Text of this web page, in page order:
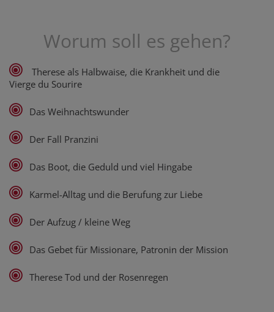
Worum soll es gehen?
Therese als Halbwaise, die Krankheit und die
Vierge du Sourire
Das Weihnachtswunder
Der Fall Pranzini
Das Boot, die Geduld und viel Hingabe
Karmel-Alltag und die Berufung zur Liebe
Der Aufzug / kleine Weg
Das Gebet für Missionare, Patronin der Mission
Therese Tod und der Rosenregen